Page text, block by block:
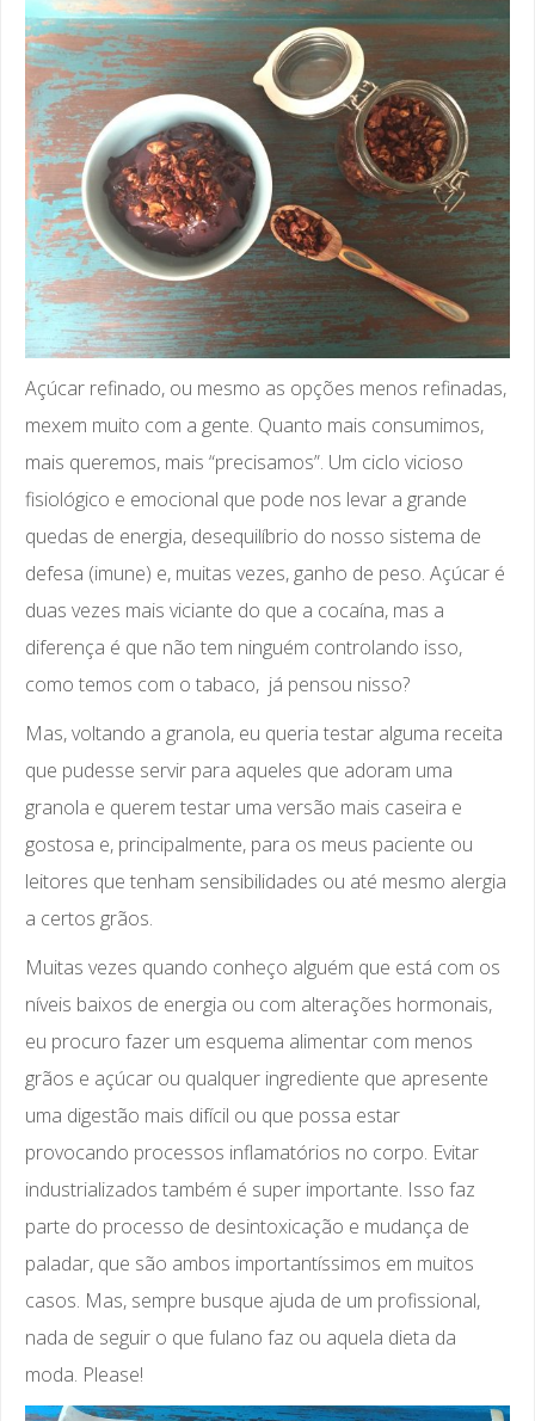
Açúcar refinado, ou mesmo as opções menos refinadas,
mexem muito com a gente. Quanto mais consumimos,
mais queremos, mais “precisamos”. Um ciclo vicioso
fisiológico e emocional que pode nos levar a grande
quedas de energia, desequilíbrio do nosso sistema de
defesa (imune) e, muitas vezes, ganho de peso. Açúcar é
duas vezes mais viciante do que a cocaína, mas a
diferença é que não tem ninguém controlando isso,
como temos com o tabaco, já pensou nisso?
Mas, voltando a granola, eu queria testar alguma receita
que pudesse servir para aqueles que adoram uma
granola e querem testar uma versão mais caseira e
gostosa e, principalmente, para os meus paciente ou
leitores que tenham sensibilidades ou até mesmo alergia
a certos grãos.
Muitas vezes quando conheço alguém que está com os
níveis baixos de energia ou com alterações hormonais,
eu procuro fazer um esquema alimentar com menos
grãos e açúcar ou qualquer ingrediente que apresente
uma digestão mais difícil ou que possa estar
provocando processos inflamatórios no corpo. Evitar
industrializados também é super importante. Isso faz
parte do processo de desintoxicação e mudança de
paladar, que são ambos importantíssimos em muitos
casos. Mas, sempre busque ajuda de um profissional,
nada de seguir o que fulano faz ou aquela dieta da
moda. Please!